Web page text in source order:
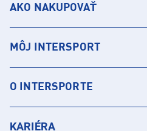
AKO NAKUPOVAŤ
MÔJ INTERSPORT
O INTERSPORTE
KARIÉRA